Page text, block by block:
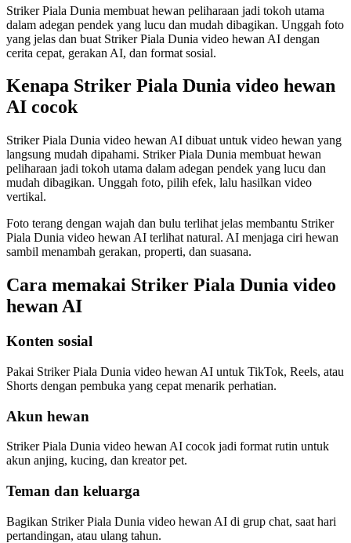
Striker Piala Dunia membuat hewan peliharaan jadi tokoh utama
dalam adegan pendek yang lucu dan mudah dibagikan. Unggah foto
yang jelas dan buat Striker Piala Dunia video hewan AI dengan
cerita cepat, gerakan AI, dan format sosial.
Kenapa Striker Piala Dunia video hewan
AI cocok
Striker Piala Dunia video hewan AI dibuat untuk video hewan yang
langsung mudah dipahami. Striker Piala Dunia membuat hewan
peliharaan jadi tokoh utama dalam adegan pendek yang lucu dan
mudah dibagikan. Unggah foto, pilih efek, lalu hasilkan video
vertikal.
Foto terang dengan wajah dan bulu terlihat jelas membantu Striker
Piala Dunia video hewan AI terlihat natural. AI menjaga ciri hewan
sambil menambah gerakan, properti, dan suasana.
Cara memakai Striker Piala Dunia video
hewan AI
Konten sosial
Pakai Striker Piala Dunia video hewan AI untuk TikTok, Reels, atau
Shorts dengan pembuka yang cepat menarik perhatian.
Akun hewan
Striker Piala Dunia video hewan AI cocok jadi format rutin untuk
akun anjing, kucing, dan kreator pet.
Teman dan keluarga
Bagikan Striker Piala Dunia video hewan AI di grup chat, saat hari
pertandingan, atau ulang tahun.